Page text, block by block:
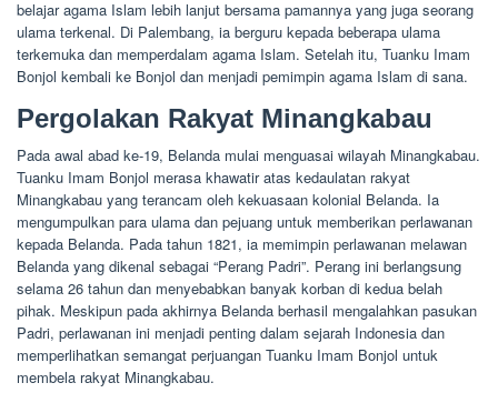
belajar agama Islam lebih lanjut bersama pamannya yang juga seorang
ulama terkenal. Di Palembang, ia berguru kepada beberapa ulama
terkemuka dan memperdalam agama Islam. Setelah itu, Tuanku Imam
Bonjol kembali ke Bonjol dan menjadi pemimpin agama Islam di sana.
Pergolakan Rakyat Minangkabau
Pada awal abad ke-19, Belanda mulai menguasai wilayah Minangkabau.
Tuanku Imam Bonjol merasa khawatir atas kedaulatan rakyat
Minangkabau yang terancam oleh kekuasaan kolonial Belanda. Ia
mengumpulkan para ulama dan pejuang untuk memberikan perlawanan
kepada Belanda. Pada tahun 1821, ia memimpin perlawanan melawan
Belanda yang dikenal sebagai “Perang Padri”. Perang ini berlangsung
selama 26 tahun dan menyebabkan banyak korban di kedua belah
pihak. Meskipun pada akhirnya Belanda berhasil mengalahkan pasukan
Padri, perlawanan ini menjadi penting dalam sejarah Indonesia dan
memperlihatkan semangat perjuangan Tuanku Imam Bonjol untuk
membela rakyat Minangkabau.